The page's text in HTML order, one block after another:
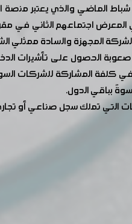
بعد المشاركة في معرض غلفود 2021 بنسخته الـ 26 التي أقيمت في دبي خلال
اجتماعهم الثاني في
المجهزة والسادة ممثلي
الحصول على تأشيرات
كلفة المشاركة للشركات
بباقي الدول.
التي تملك سجل صناعي أو